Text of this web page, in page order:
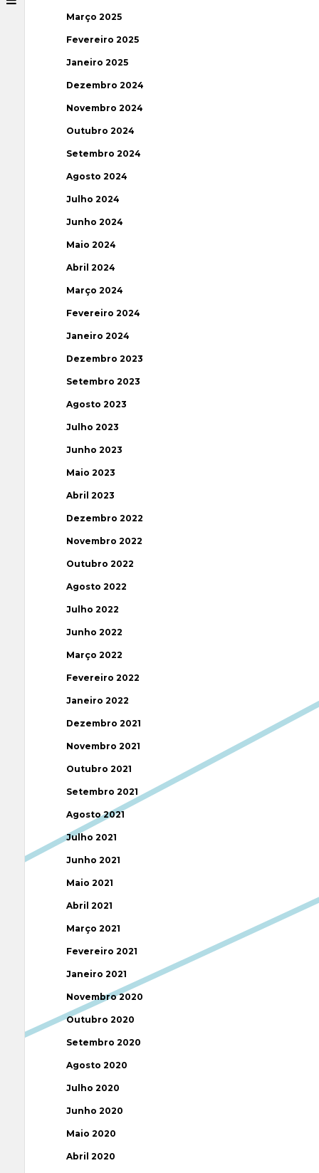
Março 2025
Fevereiro 2025
Janeiro 2025
Dezembro 2024
Novembro 2024
Outubro 2024
Setembro 2024
Agosto 2024
Julho 2024
Junho 2024
Maio 2024
Abril 2024
Março 2024
Fevereiro 2024
Janeiro 2024
Dezembro 2023
Setembro 2023
Agosto 2023
Julho 2023
Junho 2023
Maio 2023
Abril 2023
Dezembro 2022
Novembro 2022
Outubro 2022
Agosto 2022
Julho 2022
Junho 2022
Março 2022
Fevereiro 2022
Janeiro 2022
Dezembro 2021
Novembro 2021
Outubro 2021
Setembro 2021
Agosto 2021
Julho 2021
Junho 2021
Maio 2021
Abril 2021
Março 2021
Fevereiro 2021
Janeiro 2021
Novembro 2020
Outubro 2020
Setembro 2020
Agosto 2020
Julho 2020
Junho 2020
Maio 2020
Abril 2020